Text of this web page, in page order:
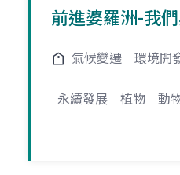
前進婆羅洲-我
氣候變遷 環境開
永續發展 植物 動